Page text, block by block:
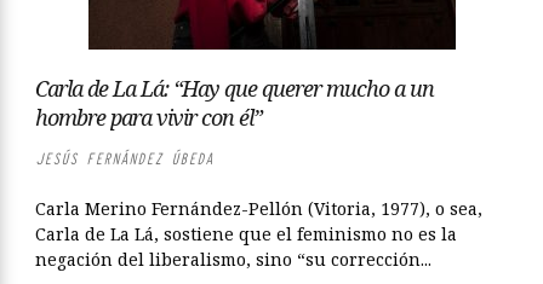
Carla de La Lá: “Hay que querer mucho a un
hombre para vivir con él”
JESÚS FERNÁNDEZ ÚBEDA
Carla Merino Fernández-Pellón (Vitoria, 1977), o sea,
Carla de La Lá, sostiene que el feminismo no es la
negación del liberalismo, sino “su corrección...